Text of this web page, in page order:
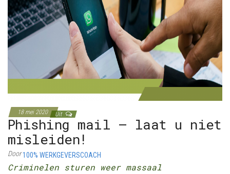
18 mei 2020 Uit
Phishing mail – laat u niet
misleiden!
Door100% WERKGEVERSCOACH
Criminelen sturen weer massaal